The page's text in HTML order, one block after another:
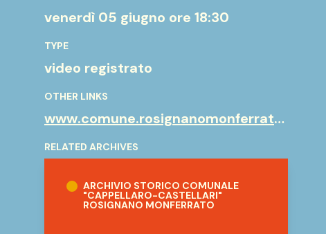
venerdì 05 giugno ore 18:30
TYPE
video registrato
OTHER LINKS
www.comune.rosignanomonferrato.al.i
RELATED ARCHIVES
ARCHIVIO STORICO COMUNALE
"CAPPELLARO-CASTELLARI"
ROSIGNANO MONFERRATO